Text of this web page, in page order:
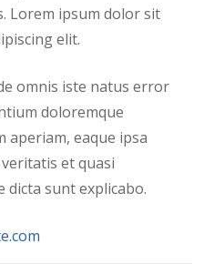
Lorem ipsum dolor sit
elit.
omnis iste natus error
doloremque
aperiam, eaque ipsa
et quasi
dicta sunt explicabo.